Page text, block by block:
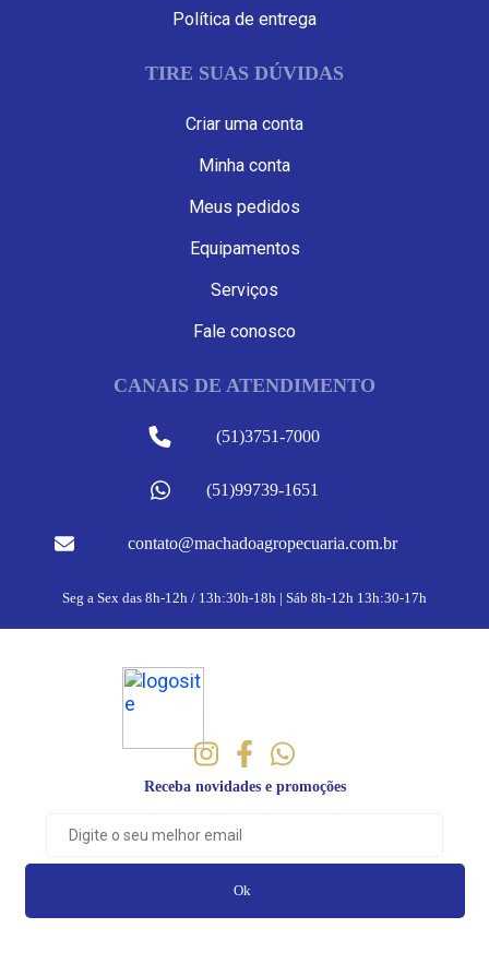
Política de entrega
TIRE SUAS DÚVIDAS
Criar uma conta
Minha conta
Meus pedidos
Equipamentos
Serviços
Fale conosco
CANAIS DE ATENDIMENTO
(51)3751-7000
(51)99739-1651
contato@machadoagropecuaria.com.br
Seg a Sex das 8h-12h / 13h:30h-18h | Sáb 8h-12h 13h:30-17h
Receba novidades e promoções
Ok